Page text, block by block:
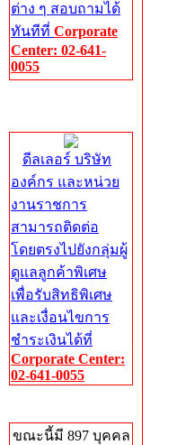
ต่าง ๆ สอบถามได้
ทันทีที่ Corporate
Center: 02-641-
0055
ดีลเลอร์ บริษัท
องค์กร และหน่วย
งานราชการ
สามารถติดต่อ
โดยตรงไปยังกลุ่มผู้
ดูแลลูกค้าพิเศษ
เพื่อรับสิทธิพิเศษ
และเงื่อนไขการ
ชำระเงินได้ที่
Corporate Center:
02-641-0055
ขณะนี้มี 897 บุคคล